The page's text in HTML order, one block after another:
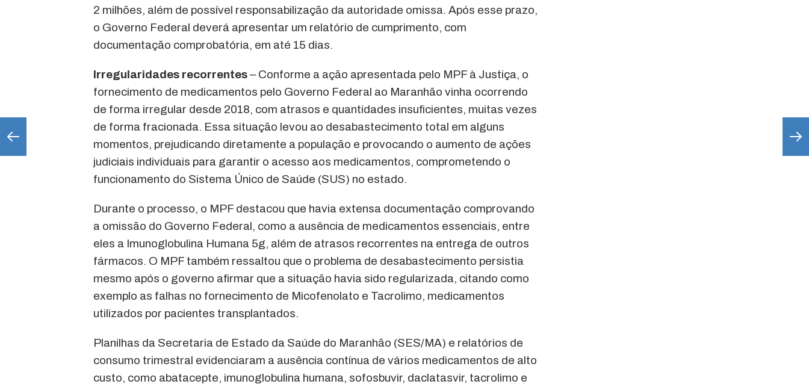
2 milhões, além de possível responsabilização da autoridade omissa. Após esse prazo,
o Governo Federal deverá apresentar um relatório de cumprimento, com
documentação comprobatória, em até 15 dias.
Irregularidades recorrentes– Conforme a ação apresentada pelo MPF à Justiça, o
fornecimento de medicamentos pelo Governo Federal ao Maranhão vinha ocorrendo
de forma irregular desde 2018, com atrasos e quantidades insuficientes, muitas vezes
de forma fracionada. Essa situação levou ao desabastecimento total em alguns
momentos, prejudicando diretamente a população e provocando o aumento de ações
judiciais individuais para garantir o acesso aos medicamentos, comprometendo o
funcionamento do Sistema Único de Saúde (SUS) no estado.
Durante o processo, o MPF destacou que havia extensa documentação comprovando
a omissão do Governo Federal, como a ausência de medicamentos essenciais, entre
eles a Imunoglobulina Humana 5g, além de atrasos recorrentes na entrega de outros
fármacos. O MPF também ressaltou que o problema de desabastecimento persistia
mesmo após o governo afirmar que a situação havia sido regularizada, citando como
exemplo as falhas no fornecimento de Micofenolato e Tacrolimo, medicamentos
utilizados por pacientes transplantados.
Planilhas da Secretaria de Estado da Saúde do Maranhão (SES/MA) e relatórios de
consumo trimestral evidenciaram a ausência contínua de vários medicamentos de alto
custo, como abatacepte, imunoglobulina humana, sofosbuvir, daclatasvir, tacrolimo e